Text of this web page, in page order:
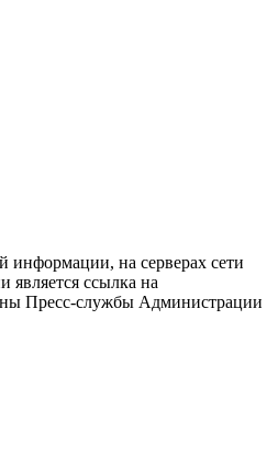
информации, на серверах сети
ссылка на
Пресс-службы Администрации